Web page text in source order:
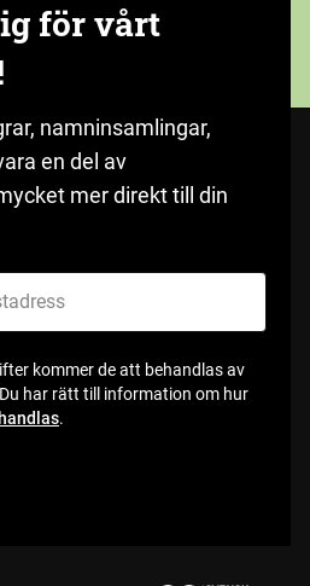
för vårt
namninsamlingar,
en del av
mer direkt till din
kommer de att behandlas av
har rätt till information om hur
.